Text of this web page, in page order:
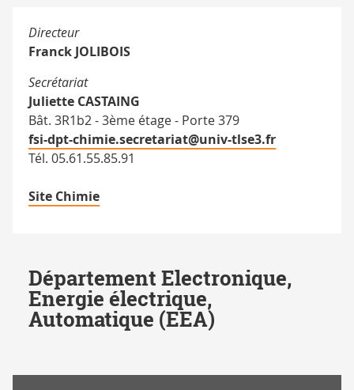
Directeur
Franck JOLIBOIS
Secrétariat
Juliette CASTAING
Bât. 3R1b2 - 3ème étage - Porte 379
fsi-dpt-chimie.secretariat@univ-tlse3.fr
Tél. 05.61.55.85.91
Site Chimie
Département Electronique,
Energie électrique,
Automatique (EEA)